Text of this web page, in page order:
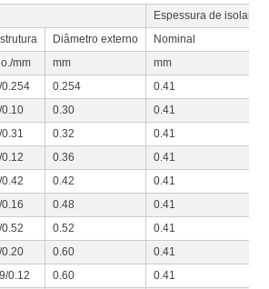
Espessura de
Diâmetro externo
Nominal
mm mm mm
0.254 0.254
0.41
0.10 0.30 0.41
0.31 0.32
0.41
0.12 0.36 0.41
0.42 0.42
0.41
0.16 0.48 0.41
0.52 0.52
0.41
0.20 0.60
0.41
0.12 0.60 0.41